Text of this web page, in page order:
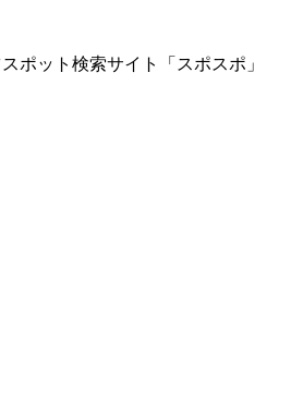
ポット検索サイト「スポスポ」